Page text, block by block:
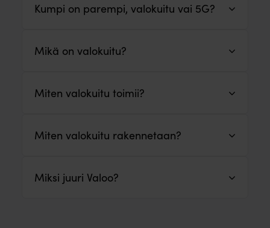
Kumpi on parempi, valokuitu vai 5G?
Mikä on valokuitu?
Miten valokuitu toimii?
Miten valokuitu rakennetaan?
Miksi juuri Valoo?